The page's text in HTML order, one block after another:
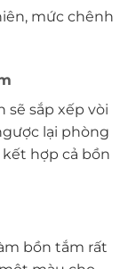
mức chênh
sắp xếp vòi
lại phòng
hợp cả bồn
bồn tắm rất